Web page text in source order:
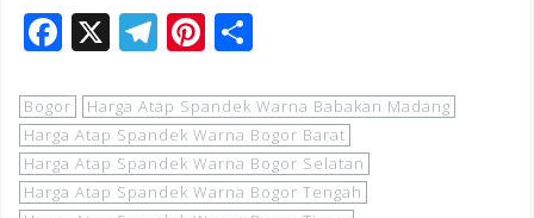
F
c
e
b
X T
e
gr
a
Pi
te
r
e
ar
e
Bogor
Harga Atap Spandek Warna Babakan Madang
Harga Atap Spandek Warna Bogor Barat
Harga Atap Spandek Warna Bogor Selatan
Harga Atap Spandek Warna Bogor Tengah